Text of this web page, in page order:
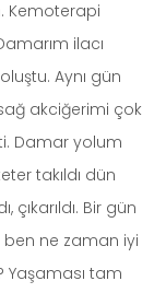
Kemoterapi
ilacı
Aynı gün
akciğerimi çok
Damar yolum
takıldı dün
Bir gün
ne zaman iyi
Yaşaması tam